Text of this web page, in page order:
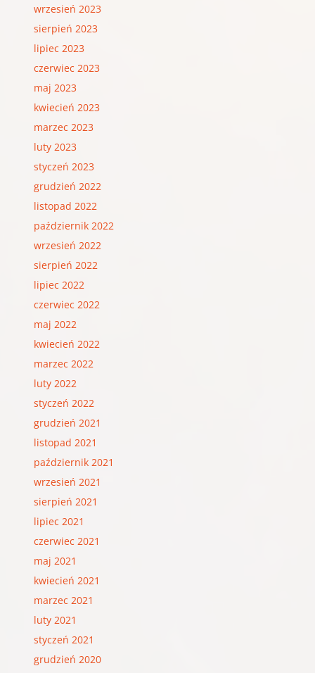
wrzesień 2023
sierpień 2023
lipiec 2023
czerwiec 2023
maj 2023
kwiecień 2023
marzec 2023
luty 2023
styczeń 2023
grudzień 2022
listopad 2022
październik 2022
wrzesień 2022
sierpień 2022
lipiec 2022
czerwiec 2022
maj 2022
kwiecień 2022
marzec 2022
luty 2022
styczeń 2022
grudzień 2021
listopad 2021
październik 2021
wrzesień 2021
sierpień 2021
lipiec 2021
czerwiec 2021
maj 2021
kwiecień 2021
marzec 2021
luty 2021
styczeń 2021
grudzień 2020